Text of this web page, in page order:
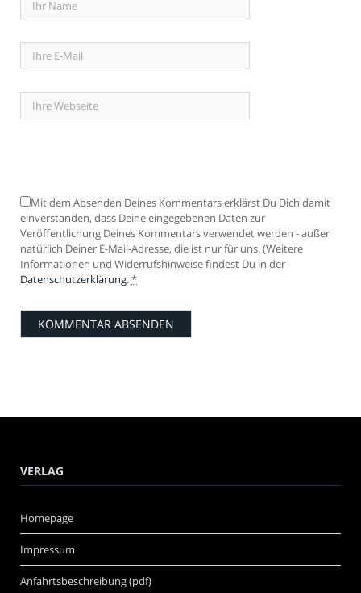
Mit dem Absenden Deines Kommentars erklärst Du Dich damit
einverstanden, dass Deine eingegebenen Daten zur
Veröffentlichung Deines Kommentars verwendet werden - außer
natürlich Deiner E-Mail-Adresse, die ist nur für uns. (Weitere
Informationen und Widerrufshinweise findest Du in der
Datenschutzerklärung.*
VERLAG
Homepage
Impressum
Anfahrtsbeschreibung (pdf)